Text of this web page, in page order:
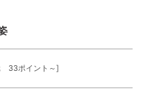
33ポイント～]